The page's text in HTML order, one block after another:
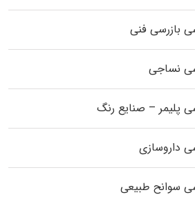
بازرسی فنی
نساجی
پلیمر – صنایع رنگ
داروسازی
سوانح طبیعی